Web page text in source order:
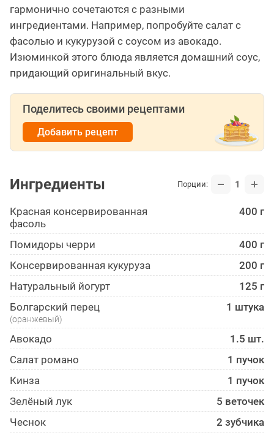
гармонично сочетаются с разными
ингредиентами. Например, попробуйте салат с
фасолью и кукурузой с соусом из авокадо.
Изюминкой этого блюда является домашний соус,
придающий оригинальный вкус.
Поделитесь своими рецептами
Добавить рецепт
Ингредиенты Порции: 1
Красная консервированная
фасоль
400 г
Помидоры черри
400 г
Консервированная кукуруза
200 г
Натуральный йогурт
125 г
Болгарский перец
1 штука
(оранжевый)
Авокадо
1.5 шт.
Салат романо
1 пучок
Кинза
1 пучок
Зелёный лук
5 веточек
Чеснок
2 зубчика